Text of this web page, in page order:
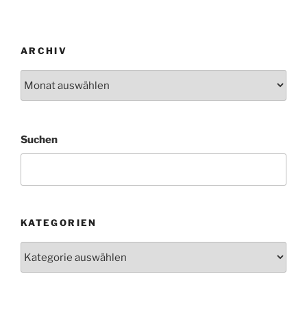
ARCHIV
Suchen
KATEGORIEN